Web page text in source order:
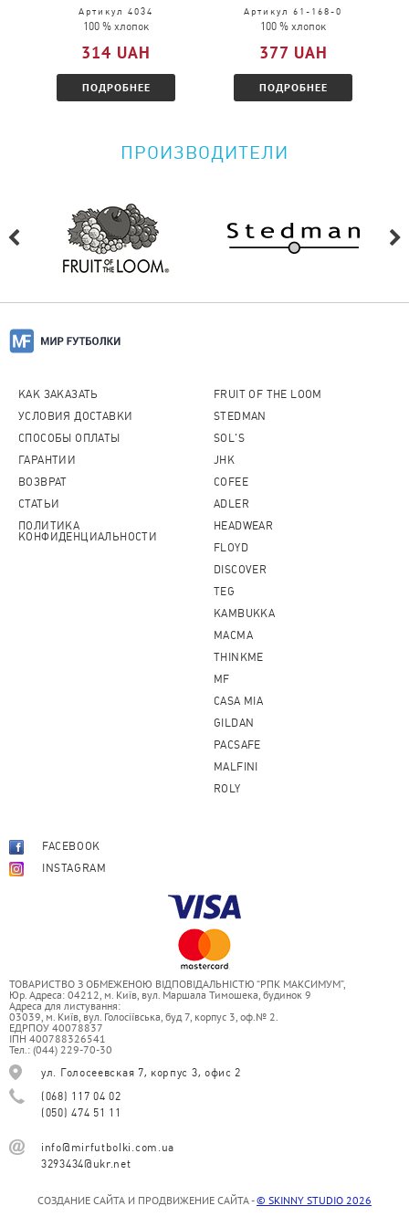
Пожалуйста, перейдите поссылкеи
ознакомитесь с условиями.
Артикул 4034
100 % хлопок
314 UAH
ПОДРОБНЕЕ
Артикул 61-168-0
100 % хлопок
377 UAH
ПОДРОБНЕЕ
ПРОИЗВОДИТЕЛИ
КАК ЗАКАЗАТЬ
УСЛОВИЯ ДОСТАВКИ
СПОСОБЫ ОПЛАТЫ
ГАРАНТИИ
ВОЗВРАТ
СТАТЬИ
ПОЛИТИКА
КОНФИДЕНЦИАЛЬНОСТИ
FRUIT OF THE LOOM
STEDMAN
SOL'S
JHK
COFEE
ADLER
HEADWEAR
FLOYD
DISCOVER
TEG
KAMBUKKA
MACMA
THINKME
MF
CASA MIA
GILDAN
PACSAFE
MALFINI
ROLY
FACEBOOK
INSTAGRAM
ТОВАРИСТВО З ОБМЕЖЕНОЮ ВІДПОВІДАЛЬНІСТЮ “РПК МАКСИМУМ”,
Юр. Адреса: 04212, м. Київ, вул. Маршала Тимошека, будинок 9
Адреса для листування:
03039, м. Київ, вул. Голосіївська, буд 7, корпус 3, оф.№ 2.
ЕДРПОУ 40078837
ІПН 400788326541
Тел.: (044) 229-70-30
ул. Голосеевская 7, корпус 3, офис 2
(068) 117 04 02
(050) 474 51 11
info@mirfutbolki.com.ua
3293434@ukr.net
СОЗДАНИЕ САЙТА И ПРОДВИЖЕНИЕ САЙТА -© SKINNY STUDIO 2026